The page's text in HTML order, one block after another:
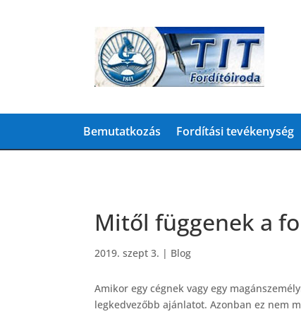
Bemutatkozás Fordítási tevékenység
Mitől függenek a
2019. szept 3. | Blog
Amikor egy cégnek vagy egy
legkedvezőbb ajánlatot. Azonban ez nem